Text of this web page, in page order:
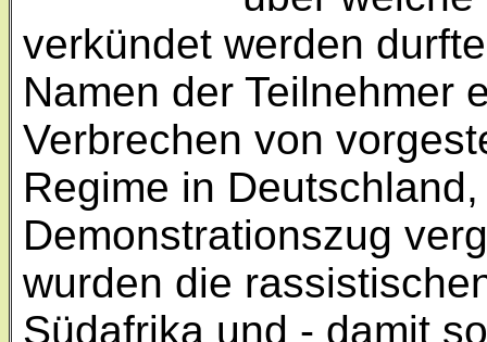
verkündet werden
Namen der Teilnehmer
Verbrechen von
Regime in
Demonstrationszug
wurden die
Südafrika und - damit